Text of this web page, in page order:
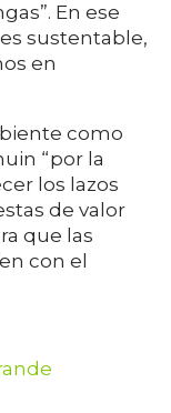
En ese
sustentable,
en
como
“por la
los lazos
de valor
que las
con el